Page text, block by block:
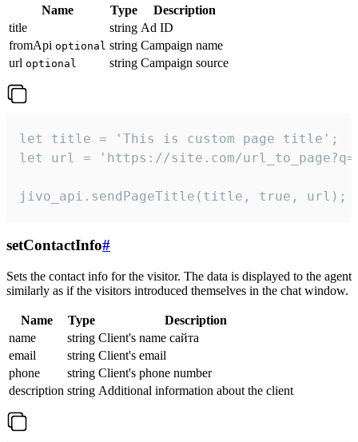
Name Type
Description
title
string Ad ID
fromApi optional string Campaign name
url optional string Campaign source
let title = 'This is custom page title';
let url = 'https://site.com/
jivo_api.sendPageTitle(title, true, url);
setContactInfo#
Sets the contact info for the visitor. The data is displayed to the agent
similarly as if the visitors introduced themselves in the chat window.
Name Type
Description
name
string Client's name сайта
email
string Client's email
phone
string Client's phone number
description string Additional information about the client